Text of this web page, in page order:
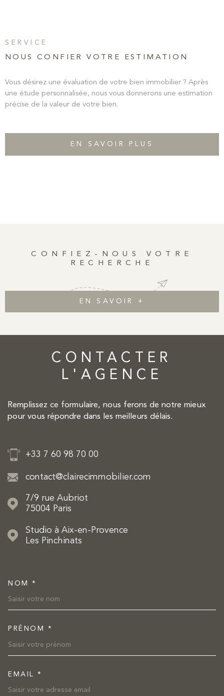
SERVICE
NOUS CONFIER VOTRE ESTIMATION
Vous désirez une évaluation de votre bien immobilier ? Après
une étude personnalisée, nous vous donnerons une estimation
précise de la valeur de votre bien.
EN SAVOIR PLUS
CONFIEZ-NOUS VOTRE
RECHERCHE
EN SAVOIR +
CONTACTER
L'AGENCE
Remplissez ce formulaire, nous ferons de notre mieux
pour vous répondre dans les meilleurs délais.
+33 7 60 98 70 00
contact@clairecimmobilier.com
7/9 rue Aubriot
75004
Paris
Studio à Aix-en-Provence
Les Pinchinats
NOM *
PRÉNOM *
EMAIL *